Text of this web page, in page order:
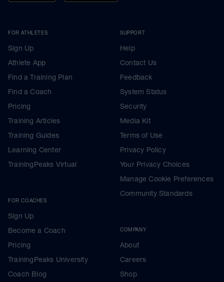
FOR ATHLETES
Sign Up
Athlete App
Find a Training Plan
Find a Coach
Pricing
Training Articles
Training Guides
Learning Center
TrainingPeaks Virtual
FOR COACHES
Sign Up
Become a Coach
Pricing
TrainingPeaks University
Coach Blog
SUPPORT
Help
Contact Us
Feedback
System Status
Security
Media Kit
Terms of Use
Privacy Policy
Your Privacy Choices
Manage Cookie Preferences
Community Standards
COMPANY
About
Careers
Shop